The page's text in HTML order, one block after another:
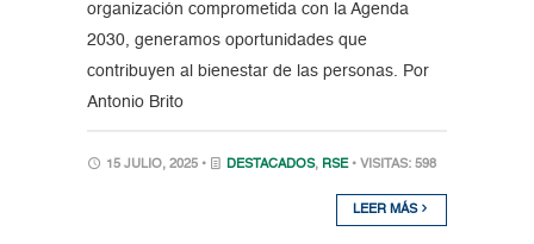
organización comprometida con la Agenda
2030, generamos oportunidades que
contribuyen al bienestar de las personas. Por
Antonio Brito
15 JULIO, 2025 • DESTACADOS, RSE • VISITAS: 598
LEER MÁS